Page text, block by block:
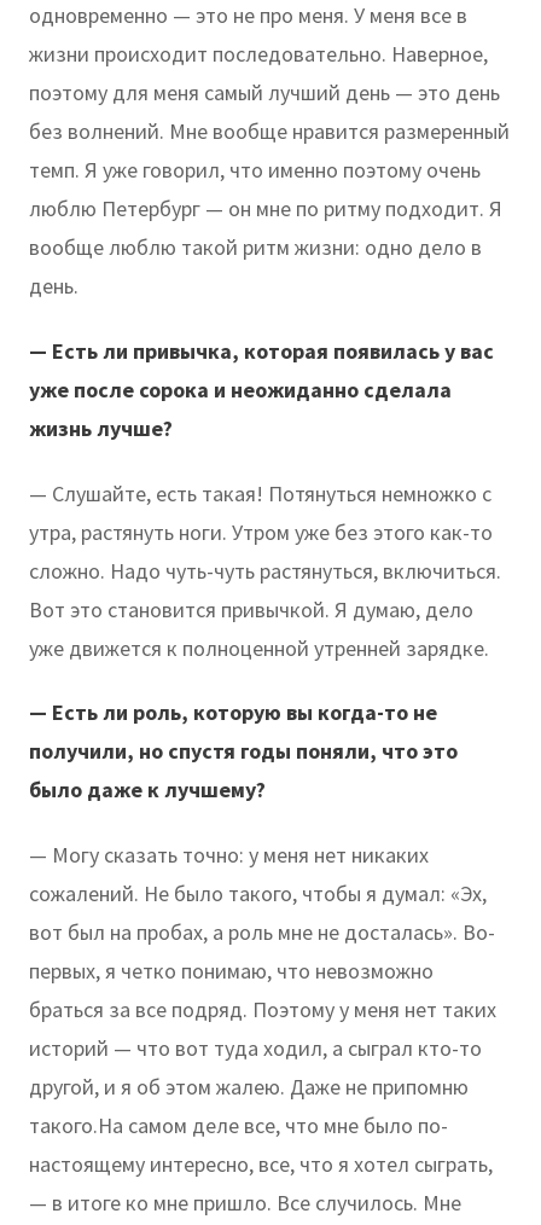
одновременно — это не про меня. У меня все в
жизни происходит последовательно. Наверное,
поэтому для меня самый лучший день — это день
без волнений. Мне вообще нравится размеренный
темп. Я уже говорил, что именно поэтому очень
люблю Петербург — он мне по ритму подходит. Я
вообще люблю такой ритм жизни: одно дело в
день.
— Есть ли привычка, которая появилась у вас
уже после сорока и неожиданно сделала
жизнь лучше?
— Слушайте, есть такая! Потянуться немножко с
утра, растянуть ноги. Утром уже без этого как-то
сложно. Надо чуть-чуть растянуться, включиться.
Вот это становится привычкой. Я думаю, дело
уже движется к полноценной утренней зарядке.
— Есть ли роль, которую вы когда-то не
получили, но спустя годы поняли, что это
было даже к лучшему?
— Могу сказать точно: у меня нет никаких
сожалений. Не было такого, чтобы я думал: «Эх,
вот был на пробах, а роль мне не досталась». Во-
первых, я четко понимаю, что невозможно
браться за все подряд. Поэтому у меня нет таких
историй — что вот туда ходил, а сыграл кто-то
другой, и я об этом жалею. Даже не припомню
такого.На самом деле все, что мне было по-
настоящему интересно, все, что я хотел сыграть,
— в итоге ко мне пришло. Все случилось. Мне